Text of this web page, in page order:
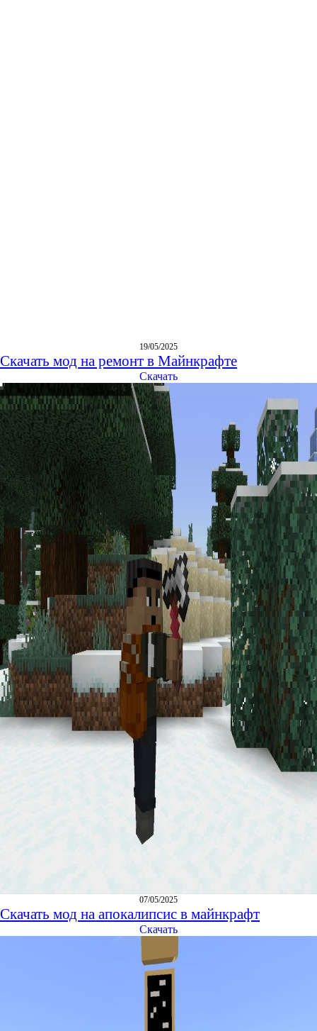
Скачать мод на ремонт в Майнкрафте
19/05/2025
Скачать
Скачать мод на апокалипсис в майнкрафт
07/05/2025
Скачать